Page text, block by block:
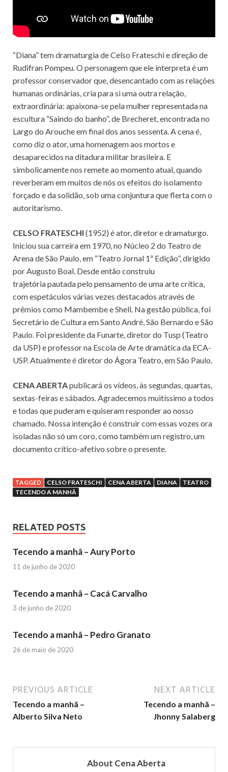
“Diana” tem dramaturgia de Celso Frateschi e direção de
Rudifran Pompeu. O personagem que ele interpreta é um
professor conservador que, desencantado com as relações
humanas ordinárias, cria para si uma outra relação,
extraordinária: apaixona-se pela mulher representada na
escultura “Saindo do banho”, de Brecheret, encontrada no
Largo do Arouche em final dos anos sessenta. A cena é,
como diz o ator, uma homenagem aos mortos e
desaparecidos na ditadura militar brasileira. E
simbolicamente nos remete ao momento atual, quando
reverberam em muitos de nós os efeitos do isolamento
forçado e da solidão, sob uma conjuntura que flerta com o
autoritarismo.
CELSO FRATESCHI (1952) é ator, diretor e dramaturgo.
Iniciou sua carreira em 1970, no Núcleo 2 do Teatro de
Arena de São Paulo, em “Teatro Jornal 1ª Edição”, dirigido
por Augusto Boal. Desde então construiu
trajetória pautada pelo pensamento de uma arte crítica,
com espetáculos várias vezes destacados através de
prêmios como Mambembe e Shell. Na gestão pública, foi
Secretário de Cultura em Santo André, São Bernardo e São
Paulo. Foi presidente da Funarte, diretor do Tusp (Teatro
da USP) e professor na Escola de Arte dramática da ECA-
USP. Atualmente é diretor do Ágora Teatro, em São Paulo.
CENA ABERTApublicará os vídeos, às segundas, quartas,
sextas-feiras e sábados. Agradecemos muitíssimo a todos
e todas que puderam e quiseram responder ao nosso
chamado. Nossa intenção é construir com essas vozes ora
isoladas não só um coro, como também um registro, um
documento crítico-afetivo sobre o presente.
TAGGED CELSO FRATESCHI CENA ABERTA DIANA
TEATRO
TECENDO A MANHÃ
RELATED POSTS
Tecendo a manhã – Aury Porto
11 de junho de 2020
Tecendo a manhã – Cacá Carvalho
3 de junho de 2020
Tecendo a manhã – Pedro Granato
26 de maio de 2020
PREVIOUS ARTICLE
Tecendo a manhã –
Alberto Silva Neto
NEXT ARTICLE
Tecendo a manhã –
Jhonny Salaberg
About Cena Aberta